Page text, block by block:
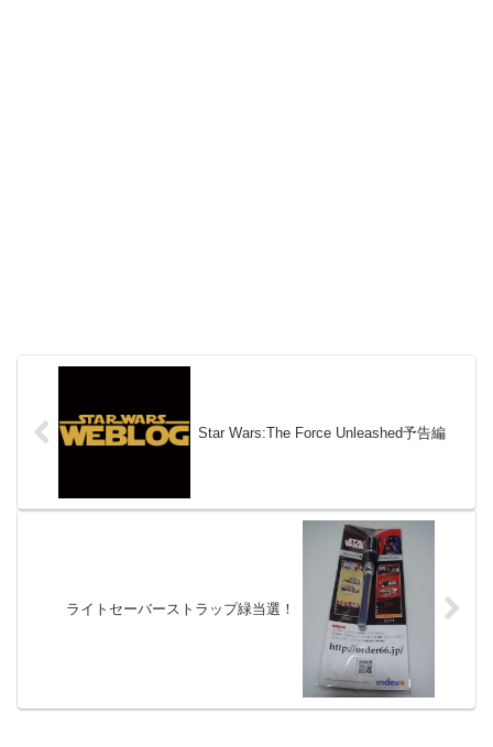
Star Wars:The Force Unleashed予告編
ライトセーバーストラップ緑当選！